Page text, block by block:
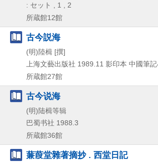
: セット , 1 , 2
所蔵館12館
古今説海
(明)陸楫 [撰]
上海文藝出版社 1989.11 影印本 中國筆
所蔵館27館
古今说海
(明)陆楫等辑
巴蜀书社 1988.3
所蔵館36館
蒹葭堂雜著摘抄 . 西堂日記